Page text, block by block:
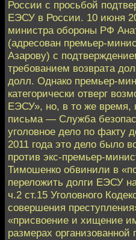
России с просьбой
ЕЭСУ в России. 10 июня
министра обороны РФ
(адресован премьер-
Азарову) с
требованием возврата
долл. Однако премьер-
категорически отверг
ЕЭСУ», но, в то же время,
письма — Служба
уголовное дело по факту
2011 года это дело было
против экс-премьер-
Тимошенко обвинили в
переложить долги ЕЭСУ
ч.2 ст.15 Уголовного
совершения
«присвоение и хищение
размерах организованной